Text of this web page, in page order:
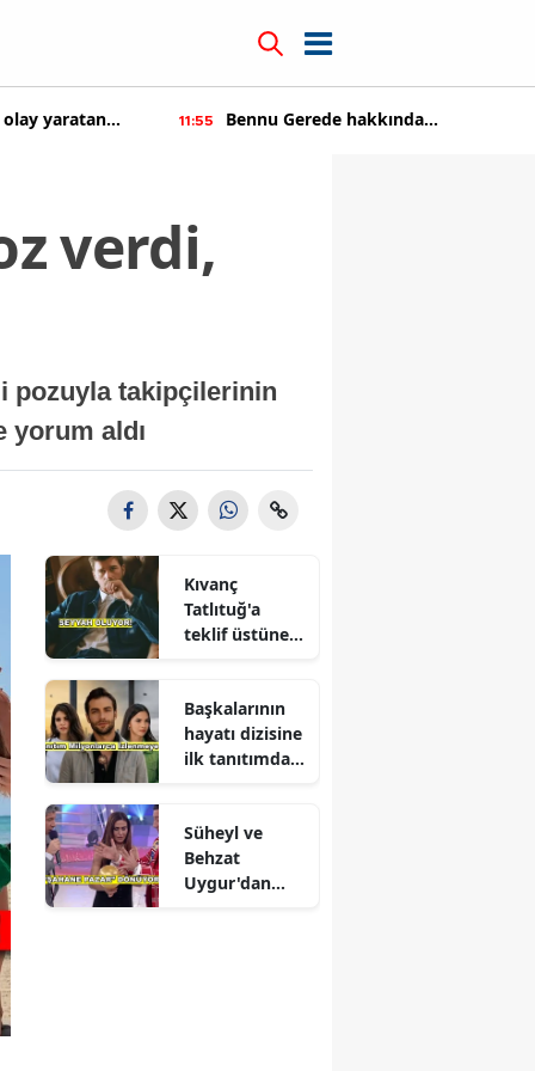
yaratan 11:55
Bennu Gerede hakkında
verdi,
pozuyla takipçilerinin
yorum aldı
Kıvanç
Tatlıtuğ'a
teklif üstüne
Başkalarının
hayatı dizisine
ilk tanıtımdan
Süheyl ve
Behzat
Uygur'dan